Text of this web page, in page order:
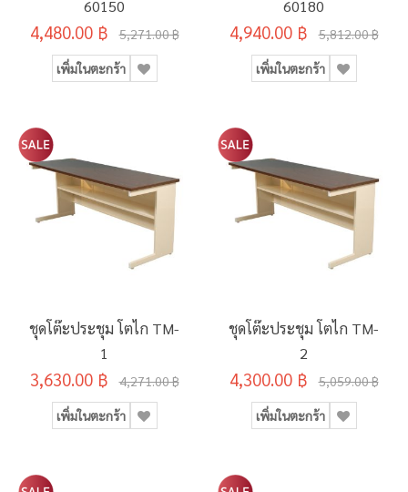
60150
4,480.00 ฿ 5,271.00 ฿
เพิ่มในตะกร้า
60180
4,940.00 ฿ 5,812.00 ฿
เพิ่มในตะกร้า
ชุดโต๊ะประชุม โตไก TM-
1
3,630.00 ฿ 4,271.00 ฿
เพิ่มในตะกร้า
ชุดโต๊ะประชุม โตไก TM-
2
4,300.00 ฿ 5,059.00 ฿
เพิ่มในตะกร้า